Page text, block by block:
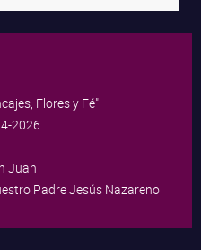
Flores y Fé"
2026
Juan
Padre Jesús Nazareno